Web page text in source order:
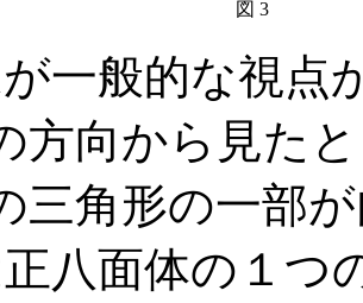
図 3
一般的な視点
方向から見た
三角形の一部
正八面体の１つ